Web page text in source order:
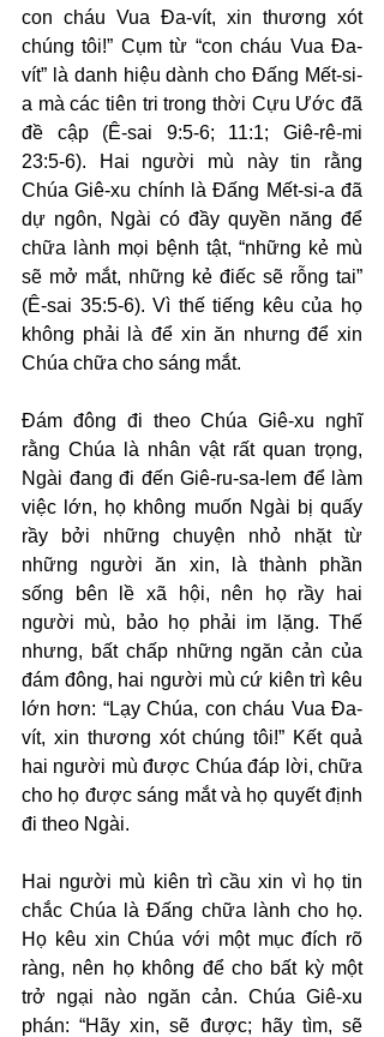
con cháu Vua Đa-vít, xin thương xót
chúng tôi!” Cụm từ “con cháu Vua Đa-
vít” là danh hiệu dành cho Đấng Mết-si-
a mà các tiên tri trong thời Cựu Ước đã
đề cập (Ê-sai 9:5-6; 11:1; Giê-rê-mi
23:5-6). Hai người mù này tin rằng
Chúa Giê-xu chính là Đấng Mết-si-a đã
dự ngôn, Ngài có đầy quyền năng để
chữa lành mọi bệnh tật, “những kẻ mù
sẽ mở mắt, những kẻ điếc sẽ rỗng tai”
(Ê-sai 35:5-6). Vì thế tiếng kêu của họ
không phải là để xin ăn nhưng để xin
Chúa chữa cho sáng mắt.
Đám đông đi theo Chúa Giê-xu nghĩ
rằng Chúa là nhân vật rất quan trọng,
Ngài đang đi đến Giê-ru-sa-lem để làm
việc lớn, họ không muốn Ngài bị quấy
rầy bởi những chuyện nhỏ nhặt từ
những người ăn xin, là thành phần
sống bên lề xã hội, nên họ rầy hai
người mù, bảo họ phải im lặng. Thế
nhưng, bất chấp những ngăn cản của
đám đông, hai người mù cứ kiên trì kêu
lớn hơn: “Lạy Chúa, con cháu Vua Đa-
vít, xin thương xót chúng tôi!” Kết quả
hai người mù được Chúa đáp lời, chữa
cho họ được sáng mắt và họ quyết định
đi theo Ngài.
Hai người mù kiên trì cầu xin vì họ tin
chắc Chúa là Đấng chữa lành cho họ.
Họ kêu xin Chúa với một mục đích rõ
ràng, nên họ không để cho bất kỳ một
trở ngại nào ngăn cản. Chúa Giê-xu
phán: “Hãy xin, sẽ được; hãy tìm, sẽ